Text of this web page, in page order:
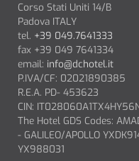
Corso Stati Uniti 14/B
Padova ITALY
tel. +39 049.7641333
fax +39 049 7641334
email: info@dchotel.it
P.IVA/CF: 02021890385
R.E.A. PD- 453623
CIN:
The Hotel GDS Codes:
- GALILEO/APOLLO
YX988031